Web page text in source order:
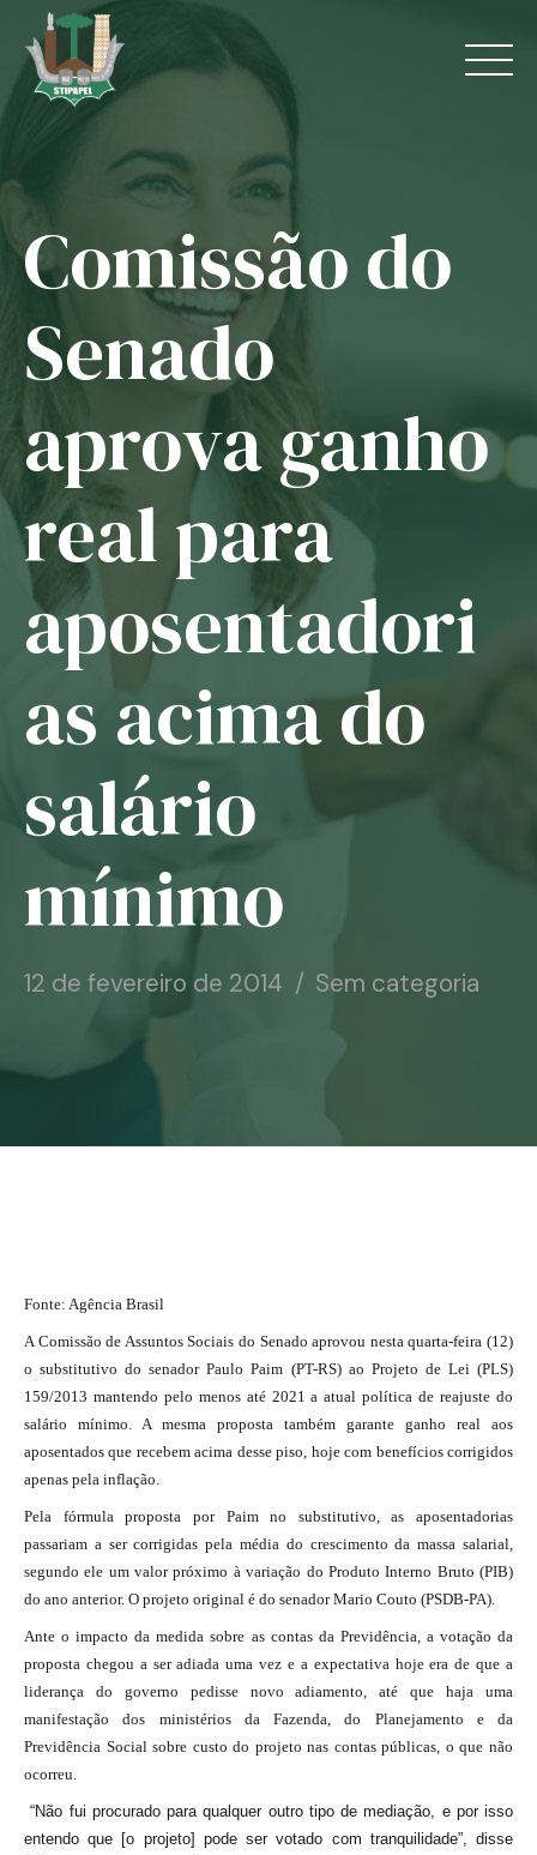
content
O Sindicato
Jurídico
Convênios
Guias
Notícias
Associe-se
Comissão do
Senado
aprova ganho
real para
aposentadori
as acima do
salário
mínimo
12 de fevereiro de 2014 Sem categoria
Fonte: Agência Brasil
A Comissão de Assuntos Sociais do Senado aprovou nesta quarta-feira (12)
o substitutivo do senador Paulo Paim (PT-RS) ao Projeto de Lei (PLS)
159/2013 mantendo pelo menos até 2021 a atual política de reajuste do
salário mínimo. A mesma proposta também garante ganho real aos
aposentados que recebem acima desse piso, hoje com benefícios corrigidos
apenas pela inflação.
Pela fórmula proposta por Paim no substitutivo, as aposentadorias
passariam a ser corrigidas pela média do crescimento da massa salarial,
segundo ele um valor próximo à variação do Produto Interno Bruto (PIB)
do ano anterior. O projeto original é do senador Mario Couto (PSDB-PA).
Ante o impacto da medida sobre as contas da Previdência, a votação da
proposta chegou a ser adiada uma vez e a expectativa hoje era de que a
liderança do governo pedisse novo adiamento, até que haja uma
manifestação dos ministérios da Fazenda, do Planejamento e da
Previdência Social sobre custo do projeto nas contas públicas, o que não
ocorreu.
“Não fui procurado para qualquer outro tipo de mediação, e por isso
entendo que [o projeto] pode ser votado com tranquilidade”, disse